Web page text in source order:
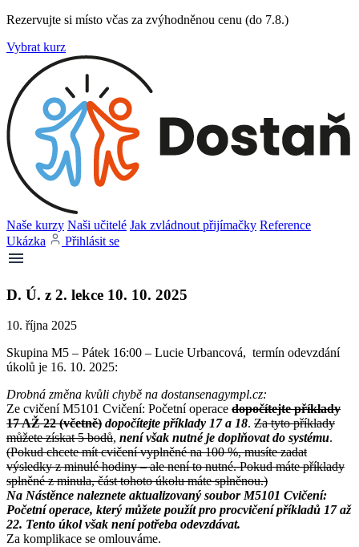
Rezervujte si místo včas za zvýhodněnou cenu (do 7.8.)
Vybrat kurz
Naše kurzy Naši učitelé Jak zvládnout přijímačky Reference
Ukázka
Přihlásit se
D. Ú. z 2. lekce 10. 10. 2025
10. října 2025
Skupina M5 – Pátek 16:00 – Lucie Urbancová, termín odevzdání
úkolů je 16. 10. 2025:
Drobná změna kvůli chybě na dostansenagympl.cz:
Ze cvičení M5101 Cvičení: Početní operace dopočítejte příklady
17 AŽ 22 (včetně) dopočítejte příklady 17 a 18. Za tyto příklady
můžete získat 5 bodů, není však nutné je doplňovat do systému.
(Pokud chcete mít cvičení vyplněné na 100 %, musíte zadat
výsledky z minulé hodiny – ale není to nutné. Pokud máte příklady
splněné z minula, část tohoto úkolu máte splněnou.)
Na Nástěnce naleznete aktualizovaný soubor M5101 Cvičení:
Početní operace, který můžete použít pro procvičení příkladů 17 až
22. Tento úkol však není potřeba odevzdávat.
Za komplikace se omlouváme.